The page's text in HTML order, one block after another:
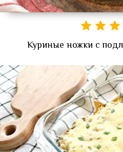
Куриные ножки с